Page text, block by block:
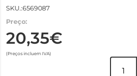
SKU.:6569087
Preço:
20,35€
(Preços incluem IVA)